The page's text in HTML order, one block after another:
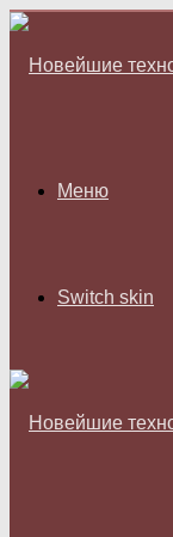
Меню
Switch skin